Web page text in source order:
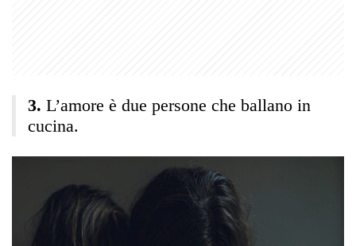
L’amore è due persone che ballano in
cucina.